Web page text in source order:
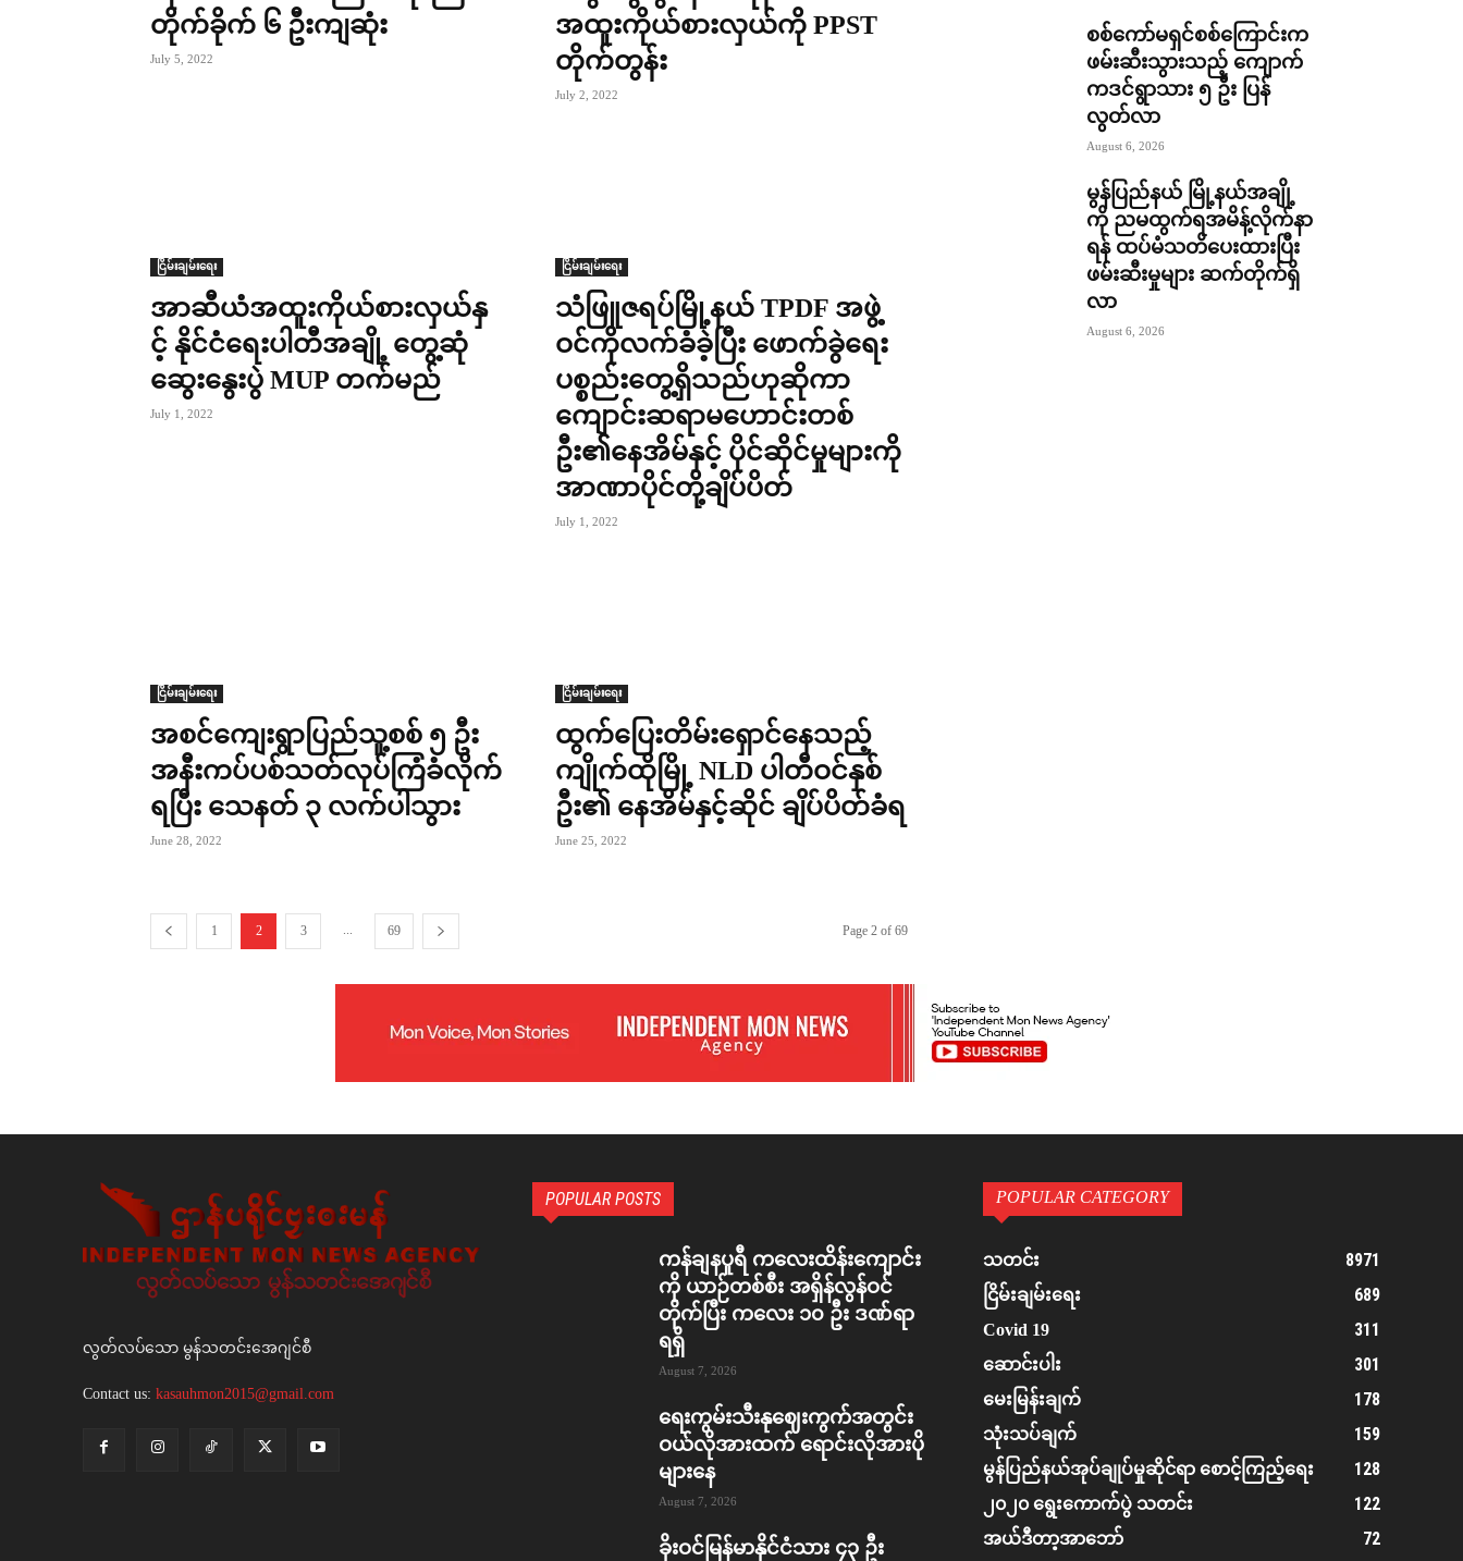
တိုက်ခိုက် ၆ ဦးကျဆုံး
July 5, 2022
အထူးကိုယ်စားလှယ်ကို PPST
တိုက်တွန်း
July 2, 2022
ငြိမ်းချမ်းရေး
အာဆီယံအထူးကိုယ်စားလှယ်နှ
င့် နိုင်ငံရေးပါတီအချို့ တွေ့ဆုံ
ဆွေးနွေးပွဲ MUP တက်မည်
July 1, 2022
ငြိမ်းချမ်းရေး
သံဖြူဇရပ်မြို့နယ် TPDF အဖွဲ့
ဝင်ကိုလက်ခံခဲ့ပြီး ဖောက်ခွဲရေး
ပစ္စည်းတွေ့ရှိသည်ဟုဆိုကာ
ကျောင်းဆရာမဟောင်းတစ်
ဦး၏နေအိမ်နှင့် ပိုင်ဆိုင်မှုများကို
အာဏာပိုင်တို့ချိပ်ပိတ်
July 1, 2022
ငြိမ်းချမ်းရေး
အစင်ကျေးရွာပြည်သူ့စစ် ၅ ဦး
အနီးကပ်ပစ်သတ်လုပ်ကြံခံလိုက်
ရပြီး သေနတ် ၃ လက်ပါသွား
June 28, 2022
ငြိမ်းချမ်းရေး
ထွက်ပြေးတိမ်းရှောင်နေသည့်
ကျိုက်ထိုမြို့ NLD ပါတီဝင်နှစ်
ဦး၏ နေအိမ်နှင့်ဆိုင် ချိပ်ပိတ်ခံရ
June 25, 2022
1 2 3 ... 69 Page 2 of 69
စစ်ကော်မရှင်စစ်ကြောင်းက
ဖမ်းဆီးသွားသည့် ကျောက်
ကဒင်ရွာသား ၅ ဦး ပြန်
လွတ်လာ
August 6, 2026
မွန်ပြည်နယ် မြို့နယ်အချို့
ကို ညမထွက်ရအမိန့်လိုက်နာ
ရန် ထပ်မံသတိပေးထားပြီး
ဖမ်းဆီးမှုများ ဆက်တိုက်ရှိ
လာ
August 6, 2026
လွတ်လပ်သော မွန်သတင်းအေဂျင်စီ
Contact us: kasauhmon2015@gmail.com
POPULAR POSTS
ကန်ချနပူရီ ကလေးထိန်းကျောင်း
ကို ယာဉ်တစ်စီး အရှိန်လွန်ဝင်
တိုက်ပြီး ကလေး ၁၀ ဦး ဒဏ်ရာ
ရရှိ
August 7, 2026
ရေးကွမ်းသီးနုဈေးကွက်အတွင်း
ဝယ်လိုအားထက် ရောင်းလိုအားပို
များနေ
August 7, 2026
ခိုးဝင်မြန်မာနိုင်ငံသား ၄၃ ဦး
POPULAR CATEGORY
သတင်း 8971
ငြိမ်းချမ်းရေး 689
Covid 19 311
ဆောင်းပါး 301
မေးမြန်းချက် 178
သုံးသပ်ချက် 159
မွန်ပြည်နယ်အုပ်ချုပ်မှုဆိုင်ရာ စောင့်ကြည့်ရေး 128
၂၀၂၀ ရွေးကောက်ပွဲ သတင်း 122
အယ်ဒီတာ့အာဘော် 72